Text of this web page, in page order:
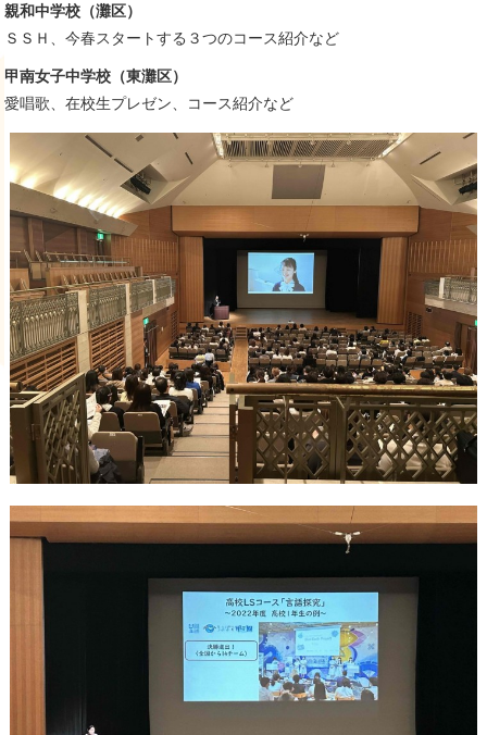
親和中学校（灘区）
ＳＳＨ、今春スタートする３つのコース紹介など
甲南女子中学校（東灘区）
愛唱歌、在校生プレゼン、コース紹介など